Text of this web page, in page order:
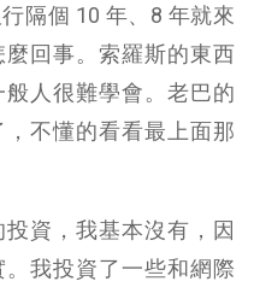
隔個 10 年、8 年就來
回事。索羅斯的東西
人很難學會。老巴的
不懂的看看最上面那
資，我基本沒有，因
我投資了一些和網際